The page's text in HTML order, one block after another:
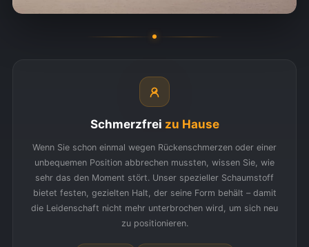
Schmerzfrei zu Hause
Wenn Sie schon einmal wegen Rückenschmerzen oder einer
unbequemen Position abbrechen mussten, wissen Sie, wie
sehr das den Moment stört. Unser spezieller Schaumstoff
bietet festen, gezielten Halt, der seine Form behält – damit
die Leidenschaft nicht mehr unterbrochen wird, um sich neu
zu positionieren.